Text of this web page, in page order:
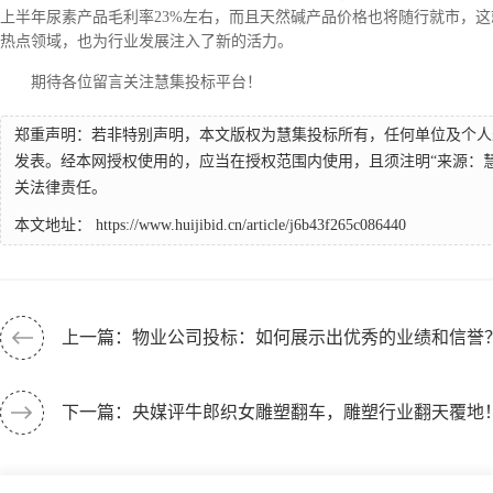
上半年尿素产品毛利率23%左右，而且天然碱产品价格也将随行就市，
热点领域，也为行业发展注入了新的活力。
期待各位留言关注慧集投标平台！
郑重声明：若非特别声明，本文版权为慧集投标所有，任何单位及个
发表。经本网授权使用的，应当在授权范围内使用，且须注明“来源：
关法律责任。
本文地址： https://www.huijibid.cn/article/j6b43f265c086440
上一篇：物业公司投标：如何展示出优秀的业绩和信誉
下一篇：央媒评牛郎织女雕塑翻车，雕塑行业翻天覆